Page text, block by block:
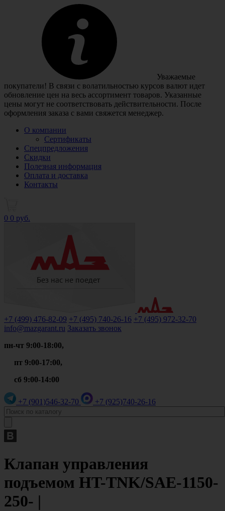
Уважаемые
покупатели! В связи с волатильностью курсов валют идет
обновление цен на весь ассортимент товаров. Указанные
цены могут не соответствовать действительности. После
оформления заказа с вами свяжется менеджер.
О компании
Сертификаты
Спецпредложения
Скидки
Полезная информация
Оплата и доставка
Контакты
0 0 руб.
+7 (499) 476-82-09 +7 (495) 740-26-16 +7 (495) 972-32-70
info@mazgarant.ru Заказать звонок
пн-чт 9:00-18:00,
пт 9:00-17:00,
сб 9:00-14:00
+7 (901)546-32-70 +7 (925)740-26-16
Клапан управления
подъемом HT-TNK/SAE-1150-
250- |